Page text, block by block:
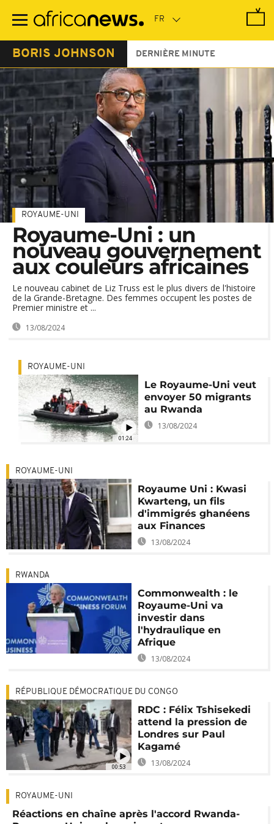
contenu
BORIS JOHNSON DERNIÈRE MINUTE
ROYAUME-UNI
Royaume-Uni : un
nouveau gouvernement
aux couleurs africaines
Le nouveau cabinet de Liz Truss est le plus divers de l'histoire
de la Grande-Bretagne. Des femmes occupent les postes de
Premier ministre et ...
13/08/2024
01:24
ROYAUME-UNI
Le Royaume-Uni veut
envoyer 50 migrants
au Rwanda
13/08/2024
ROYAUME-UNI
Royaume Uni : Kwasi
Kwarteng, un fils
d'immigrés ghanéens
aux Finances
13/08/2024
RWANDA
Commonwealth : le
Royaume-Uni va
investir dans
l'hydraulique en
Afrique
13/08/2024
00:53
RÉPUBLIQUE DÉMOCRATIQUE DU CONGO
RDC : Félix Tshisekedi
attend la pression de
Londres sur Paul
Kagamé
13/08/2024
ROYAUME-UNI
Réactions en chaîne après l'accord Rwanda-